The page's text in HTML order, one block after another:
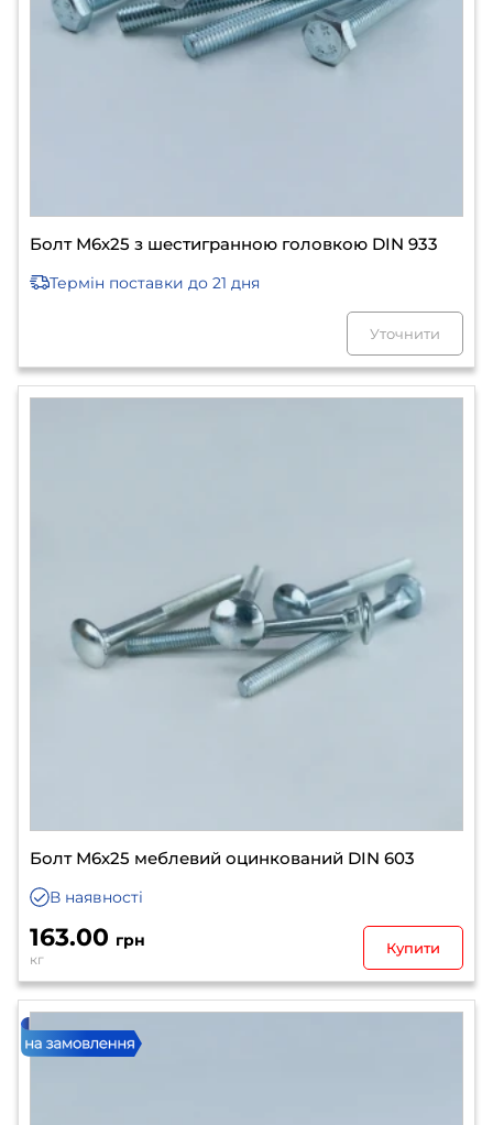
Болт М6х25 з шестигранною головкою DIN 933
Термін поставки до 21 дня
Уточнити
Болт М6х25 меблевий оцинкований DIN 603
В наявності
163.00 грн
кг
Купити